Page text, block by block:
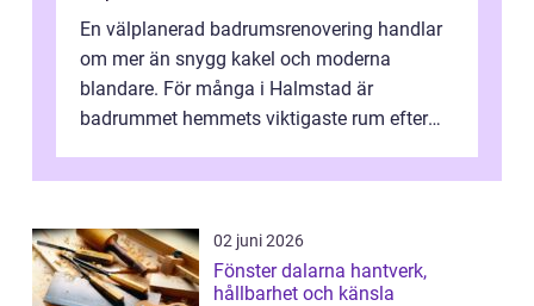
En välplanerad badrumsrenovering handlar
om mer än snygg kakel och moderna
blandare. För många i Halmstad är
badrummet hemmets viktigaste rum efter
02 juni 2026
Fönster dalarna hantverk,
hållbarhet och känsla